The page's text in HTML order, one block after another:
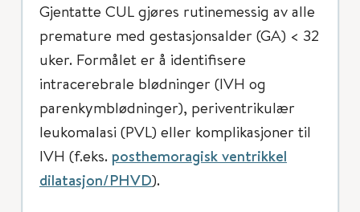
Gjentatte CUL gjøres rutinemessig av alle
premature med gestasjonsalder (GA) < 32
uker. Formålet er å identifisere
intracerebrale blødninger (IVH og
parenkymblødninger), periventrikulær
leukomalasi (PVL) eller komplikasjoner til
IVH (f.eks. posthemoragisk ventrikkel
dilatasjon/PHVD).